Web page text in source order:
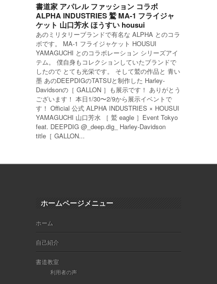
書道家 アパレル ファッション コラボ
ALPHA INDUSTRIES 鷲 MA-1 フライジャ
ケット 山口芳水 ほうすい housui
あのミリタリーブランドで有名な ALPHA とのコラ
ボです。 MA-1 フライジャケット HOUSUI
YAMAGUCHI とのコラボレーション シリーズアイ
テム。 僕自身もコレクションしていたブランドで
したので とても光栄です。 そして鷲の作品と 青い
墨 あのDEEPDIGのTATSUと制作した Harley-
Davidsonの［ GALLON ］も展示です！ ありがとう
ございます！ 本日1/30〜2/9から展示イベントで
す！ Official 公式 ALPHA INDUSTRIES × HOUSUI
YAMAGUCHI 山口芳水 ［ 鷲 eagle ］Event Tokyo
feat. DEEPDIG @_deep.dig_ Harley-Davidson
title［ GALLON...
ホームページメニュー
ホーム
自己紹介
書道教室
利用者の声